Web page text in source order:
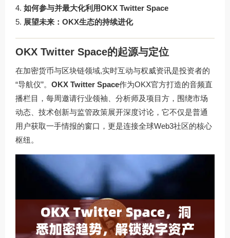
如何参与并最大化利用OKX Twitter Space
展望未来：OKX生态的持续进化
OKX Twitter Space的起源与定位
在加密货币与区块链领域,实时互动与权威资讯是投资者的
“导航仪”。 OKX Twitter Space作为OKX官方打造的音频直
播栏目，每周邀请行业领袖、分析师及项目方，围绕市场
动态、技术创新与监管政策展开深度讨论，它不仅是普通
用户获取一手情报的窗口，更是连接全球Web3社区的核心
枢纽。